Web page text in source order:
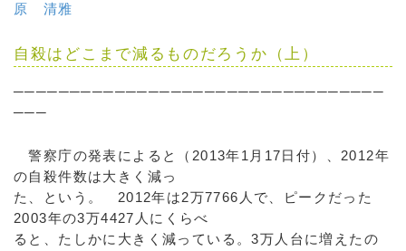
原 清雅
自殺はどこまで減るものだろうか（上）
─────────────────────────────────
───
警察庁の発表によると（2013年1月17日付）、2012年
の自殺件数は大きく減っ
た、という。 2012年は2万7766人で、ピークだった
2003年の3万4427人にくらべ
ると、たしかに大きく減っている。3万人台に増えたの